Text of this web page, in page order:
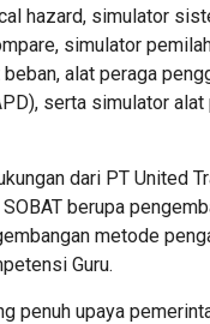
hazard, simulator
simulator
alat peraga
serta simulator alat
dari PT United
berupa
metode
Guru.
penuh upaya